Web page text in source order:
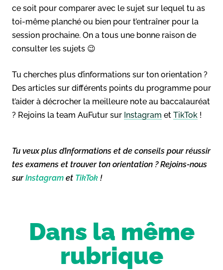
ce soit pour comparer avec le sujet sur lequel tu as
toi-même planché ou bien pour t’entraîner pour la
session prochaine. On a tous une bonne raison de
consulter les sujets 😉
Tu cherches plus d’informations sur ton orientation ?
Des articles sur différents points du programme pour
t’aider à décrocher la meilleure note au baccalauréat
? Rejoins la team AuFutur sur Instagram et TikTok !
Tu veux plus d’informations et de conseils pour réussir
tes examens et trouver ton orientation ? Rejoins-nous
surInstagram et TikTok !
Dans la même
rubrique